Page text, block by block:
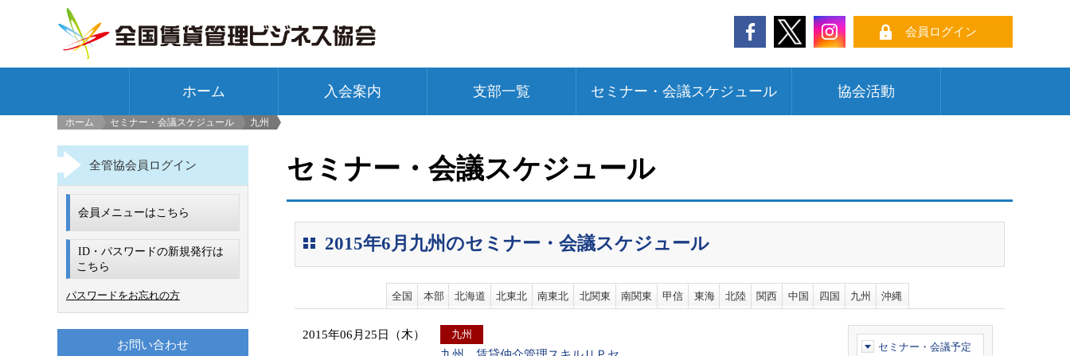
会員ログイン
ホーム 入会案内 支部一覧 セミナー・会議スケジュール 協会活動
ホーム
セミナー・会議スケジュール
九州
セミナー・会議スケジュール
2015年6月九州のセミナー・会議スケジュール
全国 本部 北海道 北東北 南東北 北関東 南関東 甲信 東海 北陸 関西 中国 四国 九州 沖縄
2015年06月25日（木） 九州
セミナー・会議予定
全管協会員ログイン
会員メニューはこちら
ID・パスワードの新規発行は
こちら
パスワードをお忘れの方
お問い合わせ